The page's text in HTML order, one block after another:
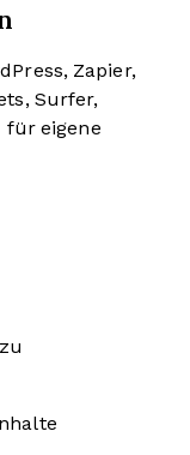
Zapier,
Surfer,
für eigene